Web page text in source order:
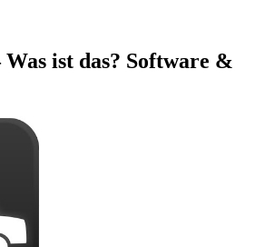
ist das? Software &